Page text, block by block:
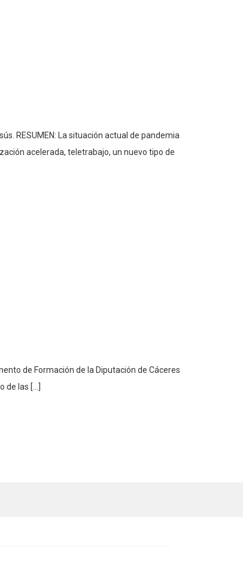
RESUMEN: La situación actual de pandemia
acelerada, teletrabajo, un nuevo tipo de
de Formación de la Diputación de Cáceres
de las […]